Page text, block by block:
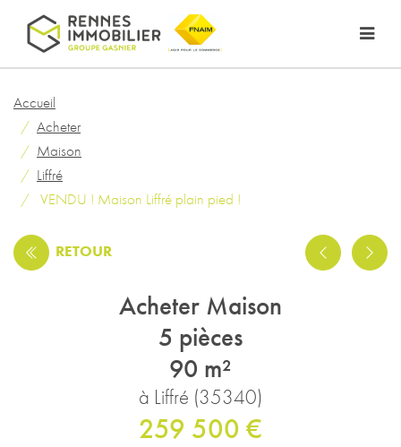
Accueil
Acheter
Maison
Liffré
VENDU ! Maison Liffré plain pied !
RETOUR
Acheter Maison
5 pièces
90 m²
à Liffré (35340)
259 500 €